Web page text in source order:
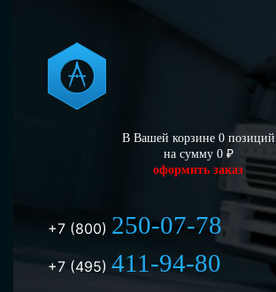
В Вашей корзине 0позиций
на сумму 0₽
оформить заказ
+7 (800) 250-07-78
+7 (495) 411-94-80